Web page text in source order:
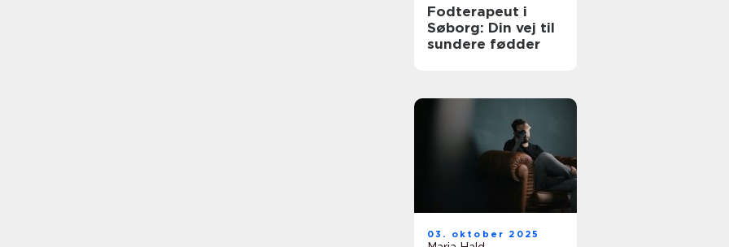
Fodterapeut i
Søborg: Din vej til
sundere fødder
03. oktober 2025